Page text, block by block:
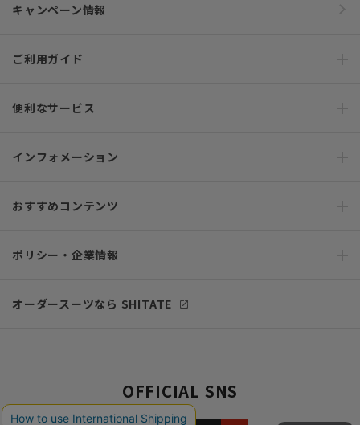
キャンペーン情報
ご利用ガイド
便利なサービス
インフォメーション
おすすめコンテンツ
ポリシー・企業情報
オーダースーツなら SHITATE
OFFICIAL SNS